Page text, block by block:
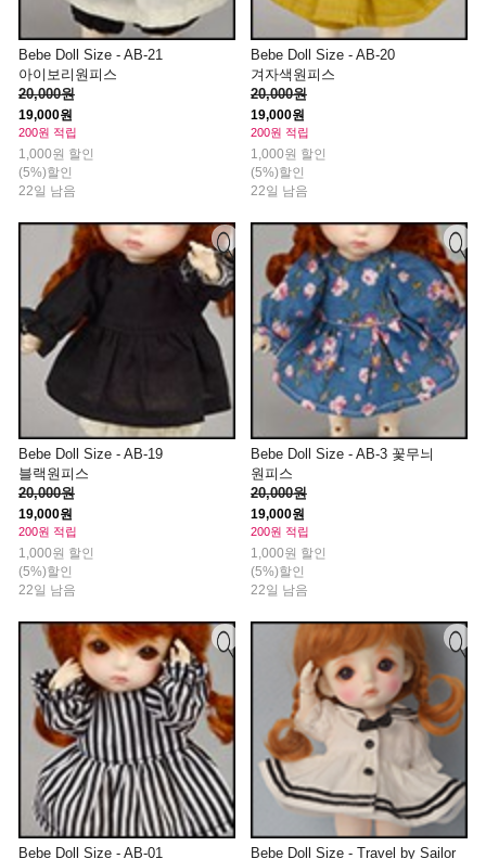
Bebe Doll Size - AB-21
아이보리원피스
20,000원
19,000원
200원 적립
1,000원 할인
(5%)할인
22일 남음
Bebe Doll Size - AB-20
겨자색원피스
20,000원
19,000원
200원 적립
1,000원 할인
(5%)할인
22일 남음
Bebe Doll Size - AB-19
블랙원피스
20,000원
19,000원
200원 적립
1,000원 할인
(5%)할인
22일 남음
Bebe Doll Size - AB-3 꽃무늬
원피스
20,000원
19,000원
200원 적립
1,000원 할인
(5%)할인
22일 남음
Bebe Doll Size - AB-01
Bebe Doll Size - Travel by Sailor